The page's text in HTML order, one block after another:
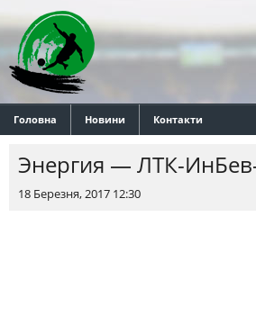
Головна Новини Контакти
Энергия — ЛТК-
18 Березня, 2017 12:30